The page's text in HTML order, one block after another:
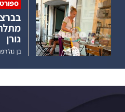
ספורט
גורן
בן